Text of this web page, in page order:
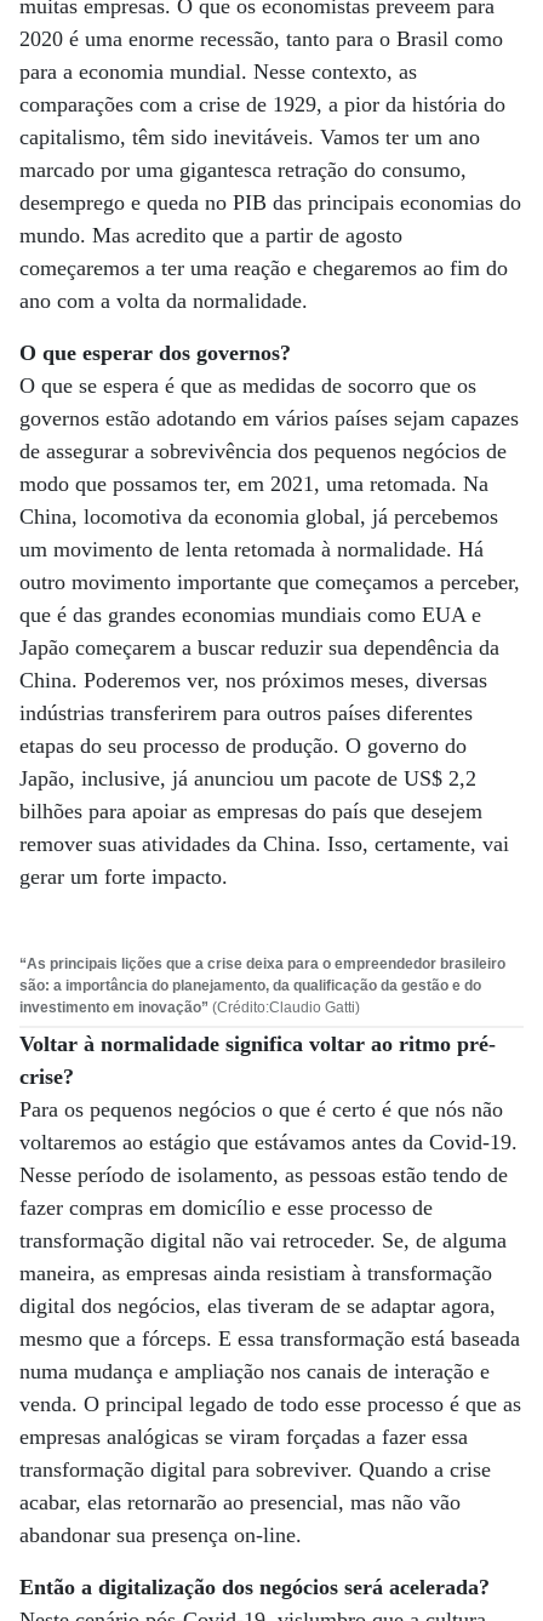
muitas empresas. O que os economistas preveem para
2020 é uma enorme recessão, tanto para o Brasil como
para a economia mundial. Nesse contexto, as
comparações com a crise de 1929, a pior da história do
capitalismo, têm sido inevitáveis. Vamos ter um ano
marcado por uma gigantesca retração do consumo,
desemprego e queda no PIB das principais economias do
mundo. Mas acredito que a partir de agosto
começaremos a ter uma reação e chegaremos ao fim do
ano com a volta da normalidade.
O que esperar dos governos?
O que se espera é que as medidas de socorro que os
governos estão adotando em vários países sejam capazes
de assegurar a sobrevivência dos pequenos negócios de
modo que possamos ter, em 2021, uma retomada. Na
China, locomotiva da economia global, já percebemos
um movimento de lenta retomada à normalidade. Há
outro movimento importante que começamos a perceber,
que é das grandes economias mundiais como EUA e
Japão começarem a buscar reduzir sua dependência da
China. Poderemos ver, nos próximos meses, diversas
indústrias transferirem para outros países diferentes
etapas do seu processo de produção. O governo do
Japão, inclusive, já anunciou um pacote de US$ 2,2
bilhões para apoiar as empresas do país que desejem
remover suas atividades da China. Isso, certamente, vai
gerar um forte impacto.
“As principais lições que a crise deixa para o empreendedor brasileiro
são: a importância do planejamento, da qualificação da gestão e do
investimento em inovação” (Crédito:Claudio Gatti)
Voltar à normalidade significa voltar ao ritmo pré-
crise?
Para os pequenos negócios o que é certo é que nós não
voltaremos ao estágio que estávamos antes da Covid-19.
Nesse período de isolamento, as pessoas estão tendo de
fazer compras em domicílio e esse processo de
transformação digital não vai retroceder. Se, de alguma
maneira, as empresas ainda resistiam à transformação
digital dos negócios, elas tiveram de se adaptar agora,
mesmo que a fórceps. E essa transformação está baseada
numa mudança e ampliação nos canais de interação e
venda. O principal legado de todo esse processo é que as
empresas analógicas se viram forçadas a fazer essa
transformação digital para sobreviver. Quando a crise
acabar, elas retornarão ao presencial, mas não vão
abandonar sua presença on-line.
Então a digitalização dos negócios será acelerada?